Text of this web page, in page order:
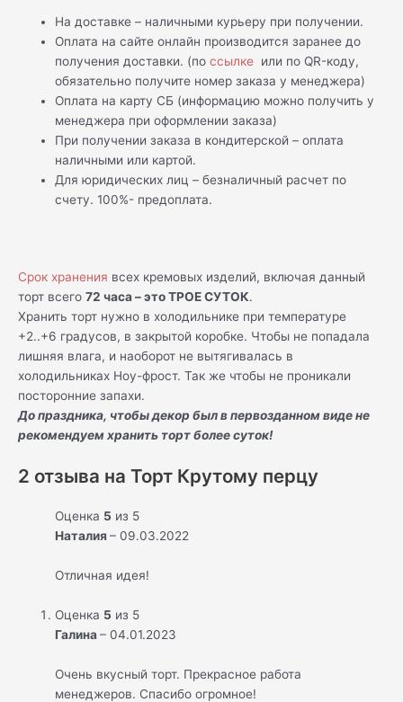
На доставке – наличными курьеру при получении.
Оплата на сайте онлайн производится заранее до
получения доставки. (поссылке или по QR-коду,
обязательно получите номер заказа у менеджера)
Оплата на карту СБ (информацию можно получить у
менеджера при оформлении заказа)
При получении заказа в кондитерской – оплата
наличными или картой.
Для юридических лиц – безналичный расчет по
счету. 100%- предоплата.
Срок хранения всех кремовых изделий, включая данный
торт всего 72 часа – это ТРОЕ СУТОК.
Хранить торт нужно в холодильнике при температуре
+2..+6 градусов, в закрытой коробке. Чтобы не попадала
лишняя влага, и наоборот не вытягивалась в
холодильниках Ноу-фрост. Так же чтобы не проникали
посторонние запахи.
До праздника, чтобы декор был в первозданном виде не
рекомендуем хранить торт более суток!
2 отзыва на Торт Крутому перцу
Оценка 5 из 5
Наталия– 09.03.2022
Отличная идея!
Оценка 5 из 5
Галина– 04.01.2023
Очень вкусный торт. Прекрасное работа
менеджеров. Спасибо огромное!